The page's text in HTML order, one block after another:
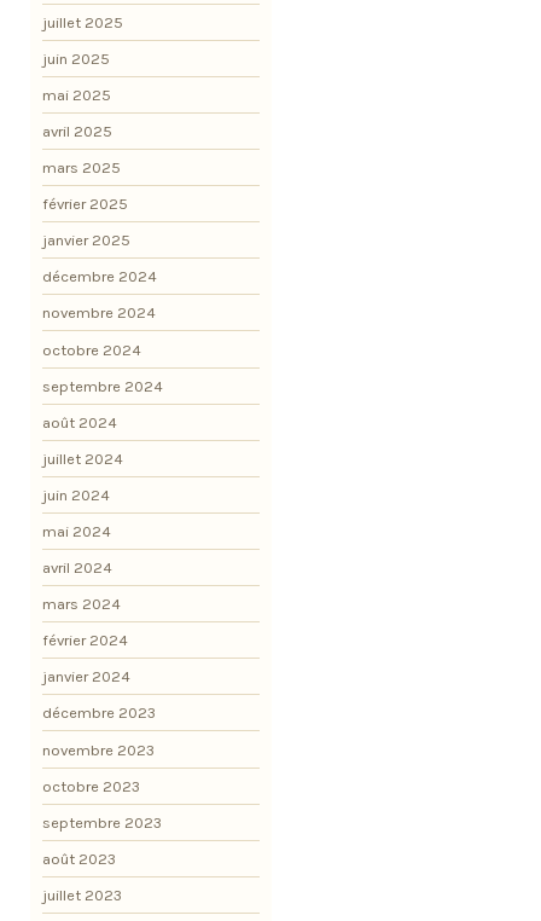
juillet 2025
juin 2025
mai 2025
avril 2025
mars 2025
février 2025
janvier 2025
décembre 2024
novembre 2024
octobre 2024
septembre 2024
août 2024
juillet 2024
juin 2024
mai 2024
avril 2024
mars 2024
février 2024
janvier 2024
décembre 2023
novembre 2023
octobre 2023
septembre 2023
août 2023
juillet 2023